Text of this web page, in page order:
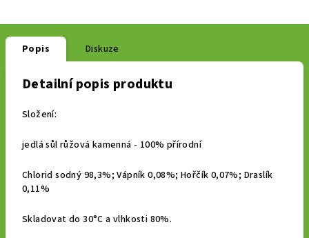
Popis Diskuze
Detailní popis produktu
Složení:
jedlá sůl růžová kamenná - 100% přírodní
Chlorid sodný 98,3%; Vápník 0,08%; Hořčík 0,07%; Draslík
0,11%
Skladovat do 30°C a vlhkosti 80%.